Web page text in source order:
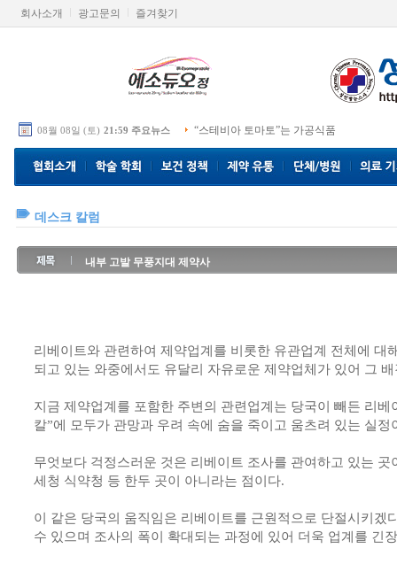
회사소개 광고문의 즐겨찾기
08월 08일 (토) 21:59 주요뉴스 “스테비아 토마토”는 가공식품
데스크 칼럼
내부 고발 무풍지대 제약사
리베이트와 관련하여 제약업계를 비롯한 유관업계 전체에 대
되고 있는 와중에서도 유달리 자유로운 제약업체가 있어 그
지금 제약업계를 포함한 주변의 관련업계는 당국이 빼든 리베
칼”에 모두가 관망과 우려 속에 숨을 죽이고 움츠려 있는 실정
무엇보다 걱정스러운 것은 리베이트 조사를 관여하고 있는 곳
세청 식약청 등 한두 곳이 아니라는 점이다.
이 같은 당국의 움직임은 리베이트를 근원적으로 단절시키겠
수 있으며 조사의 폭이 확대되는 과정에 있어 더욱 업계를 긴